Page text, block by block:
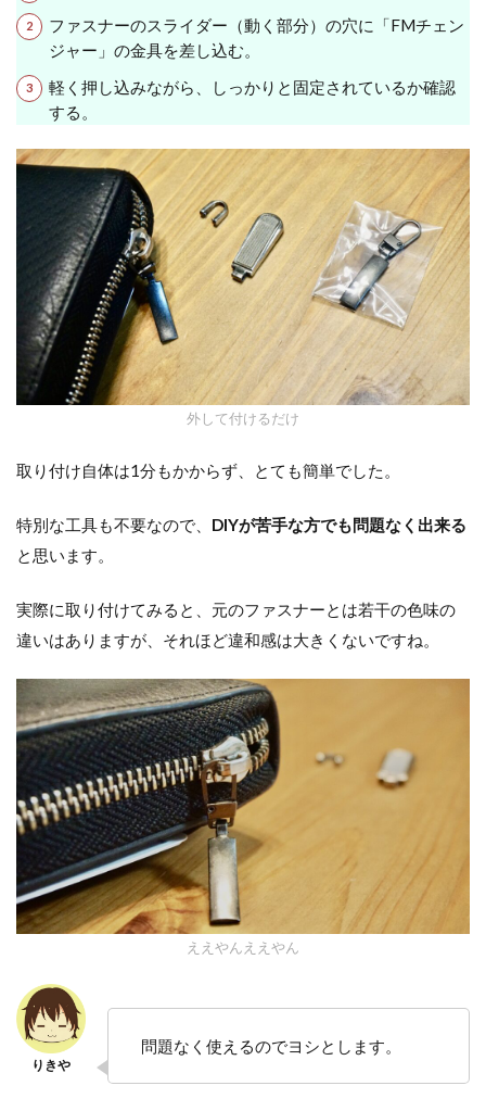
ファスナーのスライダー（動く部分）の穴に「FMチェン
ジャー」の金具を差し込む。
軽く押し込みながら、しっかりと固定されているか確認
する。
外して付けるだけ
取り付け自体は1分もかからず、とても簡単でした。
特別な工具も不要なので、 DIYが苦手な方でも問題なく出来る
と思います。
実際に取り付けてみると、元のファスナーとは若干の色味の
違いはありますが、それほど違和感は大きくないですね。
ええやんええやん
問題なく使えるのでヨシとします。